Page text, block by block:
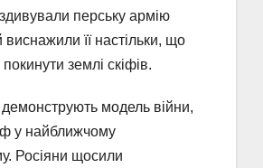
перську армію
виснажили її настільки, що
землі скіфів.
модель війни,
у найближчому
Росіяни щосили